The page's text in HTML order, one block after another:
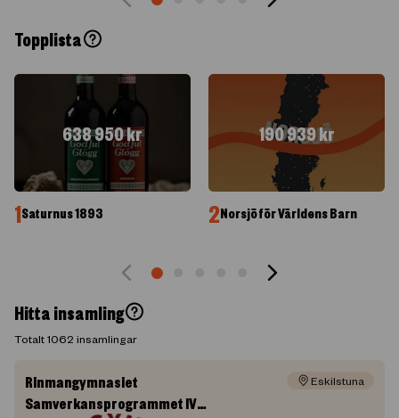
Topplista
638 950kr
1Saturnus 1893
190 939kr
2Norsjö för Världens Barn
Hitta insamling
Totalt1062 insamlingar
Rinmangymnasiet
Samverkansprogrammet IV
Eskilstuna